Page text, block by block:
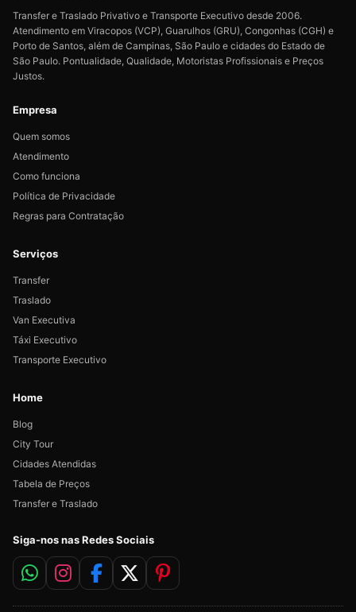
Transfer e Traslado Privativo e Transporte Executivo desde 2006.
Atendimento em Viracopos (VCP), Guarulhos (GRU), Congonhas (CGH) e
Porto de Santos, além de Campinas, São Paulo e cidades do Estado de
São Paulo. Pontualidade, Qualidade, Motoristas Profissionais e Preços
Justos.
Empresa
Quem somos
Atendimento
Como funciona
Política de Privacidade
Regras para Contratação
Serviços
Transfer
Traslado
Van Executiva
Táxi Executivo
Transporte Executivo
Home
Blog
City Tour
Cidades Atendidas
Tabela de Preços
Transfer e Traslado
Siga-nos nas Redes Sociais